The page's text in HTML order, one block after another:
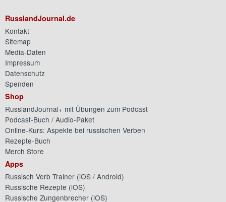
RusslandJournal.de
Kontakt
Sitemap
Media-Daten
Impressum
Datenschutz
Spenden
Shop
RusslandJournal+ mit Übungen zum Podcast
Podcast-Buch / Audio-Paket
Online-Kurs: Aspekte bei russischen Verben
Rezepte-Buch
Merch Store
Apps
Russisch Verb Trainer (iOS / Android)
Russische Rezepte (iOS)
Russische Zungenbrecher (iOS)